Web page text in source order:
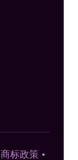
商标政策•